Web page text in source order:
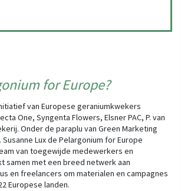
for Europe?
van Europese geraniumkwekers
One, Syngenta Flowers, Elsner PAC, P. van
Onder de paraplu van Green Marketing
Susanne Lux de Pelargonium for Europe
van toegewijde medewerkers en
samen met een breed netwerk aan
en freelancers om materialen en campagnes
Europese landen.